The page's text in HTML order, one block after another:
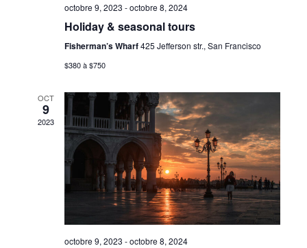
octobre 9, 2023 -octobre 8, 2024
Holiday & seasonal tours
Fisherman’s Wharf425 Jefferson str., San Francisco
$380 à $750
OCT
9
2023
octobre 9, 2023 -octobre 8, 2024